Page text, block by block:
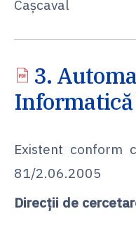
Cașcaval
3.
Existent conform
81/2.06.2005
Direcții de